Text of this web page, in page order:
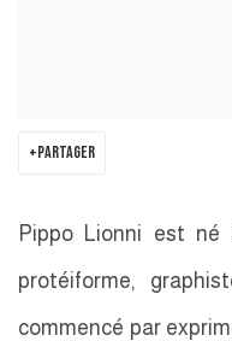
PARTAGER
Pippo Lionni est né
protéiforme,
commencé par